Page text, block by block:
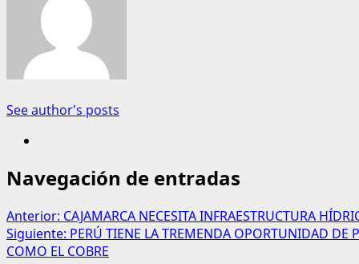
See author's posts
Navegación de entradas
Anterior: CAJAMARCA NECESITA INFRAESTRUCTURA
Siguiente: PERÚ TIENE LA TREMENDA OPORTUNIDAD DE
COMO EL COBRE